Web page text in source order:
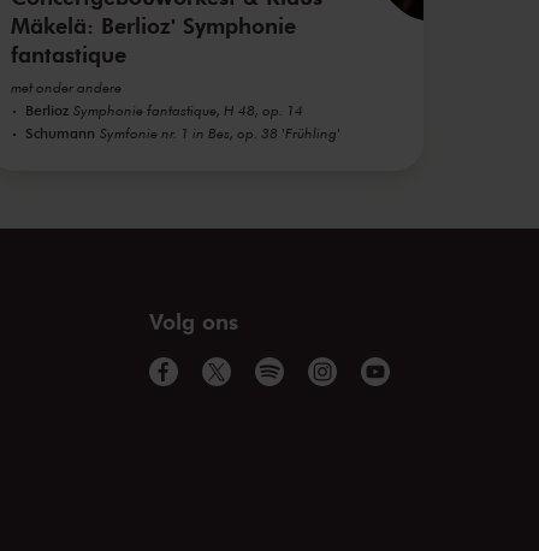
Mäkelä: Berlioz' Symphonie
fantastique
met onder andere
Berlioz Symphonie fantastique, H 48, op. 14
Schumann Symfonie nr. 1 in Bes, op. 38 'Frühling'
Volg ons